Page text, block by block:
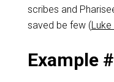
scribes and
saved be few (Luke
Example